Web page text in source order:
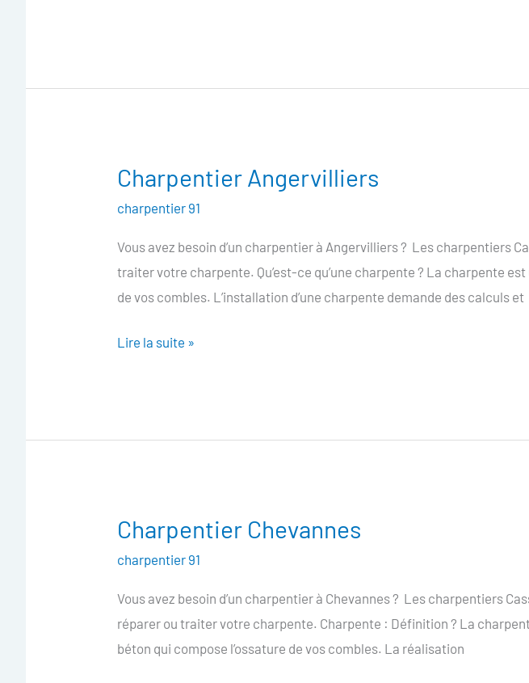
Charpentier Angervilliers
charpentier 91
Vous avez besoin d’un charpentier à Angervilliers ? Les charpentiers
traiter votre charpente. Qu’est-ce qu’une charpente ? La charpente
de vos combles. L’installation d’une charpente demande des calculs et
Charpentier
Lire la suite »
Charpentier Chevannes
charpentier 91
Vous avez besoin d’un charpentier à Chevannes ? Les charpentiers
réparer ou traiter votre charpente. Charpente : Définition ? La
béton qui compose l’ossature de vos combles. La réalisation
Charpentier